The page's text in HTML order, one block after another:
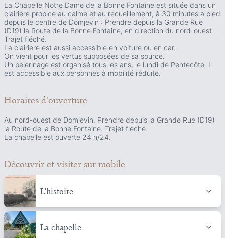
La Chapelle Notre Dame de la Bonne Fontaine est située dans un
clairière propice au calme et au recueillement, à 30 minutes à pied
depuis le centre de Domjevin : Prendre depuis la Grande Rue
(D19) la Route de la Bonne Fontaine, en direction du nord-ouest.
Trajet fléché.
La clairière est aussi accessible en voiture ou en car.
On vient pour les vertus supposées de sa source.
Un pèlerinage est organisé tous les ans, le lundi de Pentecôte. Il
est accessible aux personnes à mobilité réduite.
Horaires d'ouverture
Au nord-ouest de Domjevin. Prendre depuis la Grande Rue (D19)
la Route de la Bonne Fontaine. Trajet fléché.
La chapelle est ouverte 24 h/24.
Découvrir et visiter sur mobile
L'histoire
La chapelle